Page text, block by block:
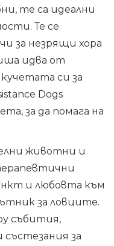
те са идеални
Те се
за незрящи хора
идва от
си за
Dogs
за да помага на
животни и
и любовта към
за ловците.
събития,
за